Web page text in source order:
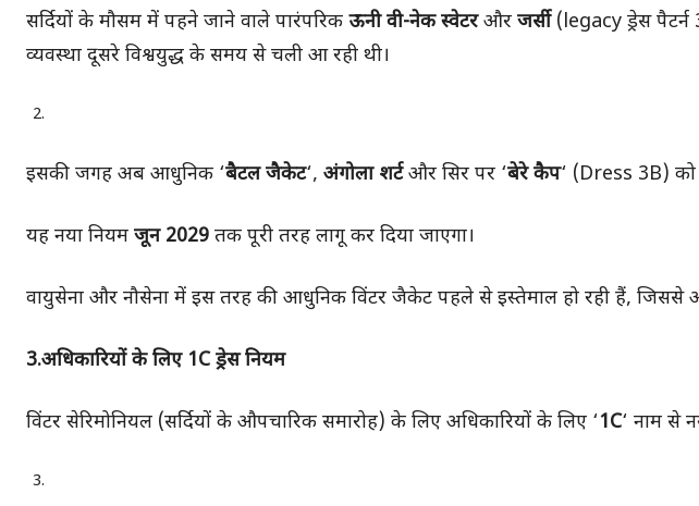
सर्दियों के मौसम में पहने जाने वाले पारंपरिक ऊनी वी-नेक स्वेटरऔर जर्सी (legacy ड्रेस
व्यवस्था दूसरे विश्वयुद्ध के समय से चली आ रही थी।
इसकी जगह अब आधुनिक ‘बैटल जैकेट‘, अंगोला शर्टऔर सिर पर ‘बेरे कैप‘ (Dress 3B) को
यह नया नियम जून 2029 तक पूरी तरह लागू कर दिया जाएगा।
वायुसेना और नौसेना में इस तरह की आधुनिक विंटर जैकेट पहले से इस्तेमाल हो रही हैं,
3.अधिकारियों के लिए 1C ड्रेस नियम
विंटर सेरिमोनियल (सर्दियों के औपचारिक समारोह) के लिए अधिकारियों के लिए ‘1C‘ नाम से